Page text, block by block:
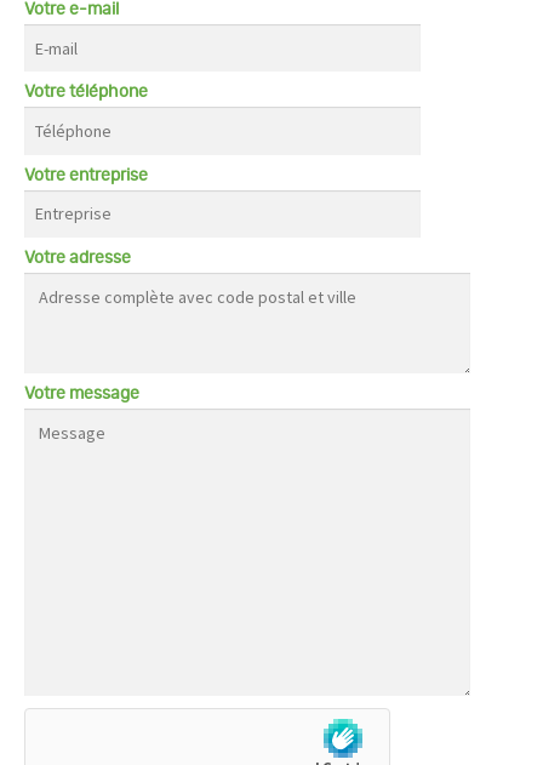
Votre e-mail
Votre téléphone
Votre entreprise
Votre adresse
Votre message